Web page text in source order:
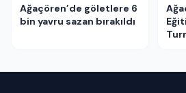
Ağaçören’de göletlere 6
bin yavru sazan bırakıldı